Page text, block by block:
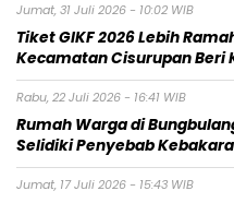
Jumat, 31 Juli 2026 - 10:02 WIB
Tiket GIKF 2026 Lebih
Kecamatan Cisurupan Beri
Rabu, 22 Juli 2026 - 16:41 WIB
Rumah Warga di
Selidiki Penyebab
Jumat, 17 Juli 2026 - 15:43 WIB